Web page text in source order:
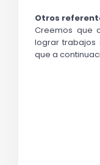
Otros
Creemos que
lograr trabajos
que a